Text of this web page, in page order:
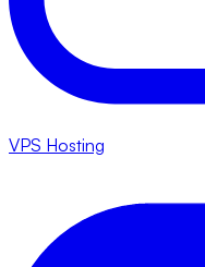
VPS Hosting